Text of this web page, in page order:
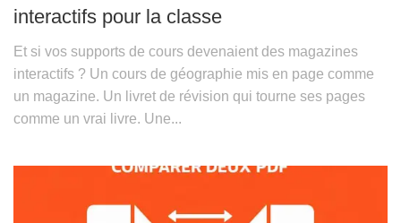
interactifs pour la classe
Et si vos supports de cours devenaient des magazines
interactifs ? Un cours de géographie mis en page comme
un magazine. Un livret de révision qui tourne ses pages
comme un vrai livre. Une...